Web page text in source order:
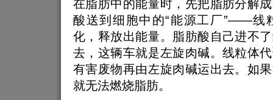
在脂肪中的能量时，先把脂肪分解
酸送到细胞中的“能源工厂”——线
化，释放出能量。脂肪酸自己进不
去，这辆车就是左旋肉碱。线粒体
有害废物再由左旋肉碱运出去。如
就无法燃烧脂肪。